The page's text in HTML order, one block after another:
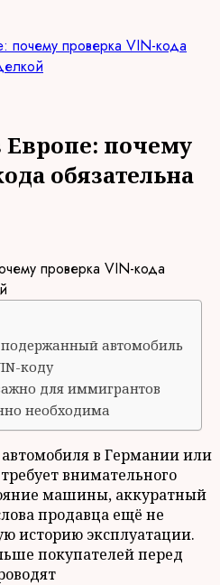
почему проверка VIN-кода
Европе: почему
обязательна
автомобиль
коду
для иммигрантов
необходима
в Германии или
внимательного
машины, аккуратный
продавца ещё не
историю эксплуатации.
покупателей перед